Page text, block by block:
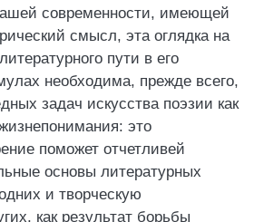
современности, имеющей
смысл, эта оглядка на
пути в его
необходима, прежде всего,
задач искусства поэзии как
это
поможет отчетливей
основы литературных
и творческую
как результат борьбы